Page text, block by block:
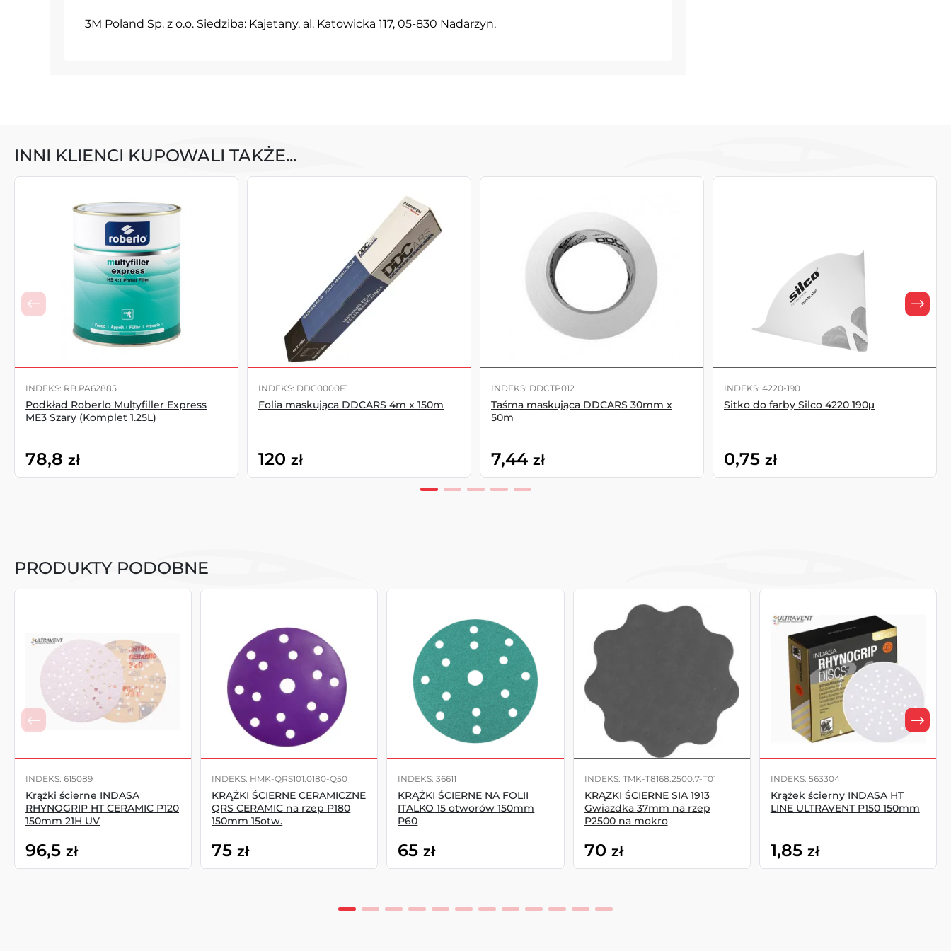
3M Poland Sp. z o.o. Siedziba: Kajetany, al. Katowicka 117, 05-830 Nadarzyn,
INNI KLIENCI KUPOWALI TAKŻE...
INDEKS: RB.PA62885
Podkład Roberlo Multyfiller Express
ME3 Szary (Komplet 1.25L)
78,8 zł
INDEKS: DDC0000F1
Folia maskująca DDCARS 4m x 150m
120 zł
INDEKS: DDCTP012
Taśma maskująca DDCARS 30mm x
50m
7,44 zł
INDEKS: 4220-190
Sitko do farby Silco 4220 190μ
0,75 zł
PRODUKTY PODOBNE
INDEKS: 615089
Krążki ścierne INDASA
RHYNOGRIP HT CERAMIC P120
150mm 21H UV
96,5 zł
INDEKS: HMK-QRS101.0180-Q50
KRĄŻKI ŚCIERNE CERAMICZNE
QRS CERAMIC na rzep P180
150mm 15otw.
75 zł
INDEKS: 36611
KRĄŻKI ŚCIERNE NA FOLII
ITALKO 15 otworów 150mm
P60
65 zł
INDEKS: TMK-T8168.2500.7-T01
KRĄZKI ŚCIERNE SIA 1913
Gwiazdka 37mm na rzep
P2500 na mokro
70 zł
INDEKS: 563304
Krążek ścierny INDASA HT
LINE ULTRAVENT P150 150mm
1,85 zł